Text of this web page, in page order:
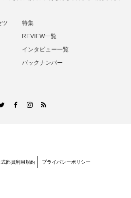
ツ
特集
REVIEW一覧
インタビュー一覧
バックナンバー
TwitterFacebookInstagram
式部員利用規約 プライバシーポリシー